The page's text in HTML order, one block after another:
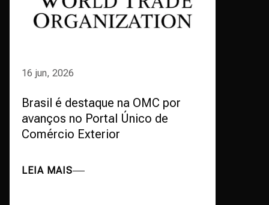
16 jun, 2026
Brasil é destaque na OMC por
avanços no Portal Único de
Comércio Exterior
LEIA MAIS